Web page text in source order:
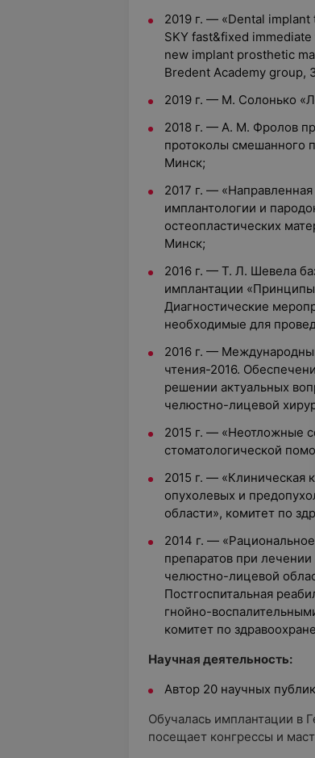
2019 г. — «Dental
SKY fast&fixed
new implant prosthetic
Bredent Academy group,
2019 г. — М. Солонько
2018 г. — А. М. Фролов
протоколы смешанного
Минск;
2017 г. —
имплантологии и
остеопластических
Минск;
2016 г. — Т. Л. Шевела
имплантации
Диагностические
необходимые для
2016 г. —
чтения-2016.
решении актуальных
челюстно-лицевой
2015 г. — «Неотложные
стоматологической
2015 г. — «Клиническая
опухолевых и
области», комитет по
2014 г. —
препаратов при лечении
челюстно-лицевой
Постгоспитальная
гнойно-
комитет по
Научная деятельность:
Автор 20 научных
Обучалась имплантации в
посещает конгрессы и